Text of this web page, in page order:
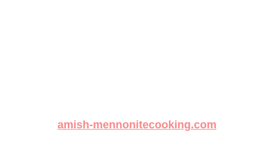
amish-mennonitecooking.com